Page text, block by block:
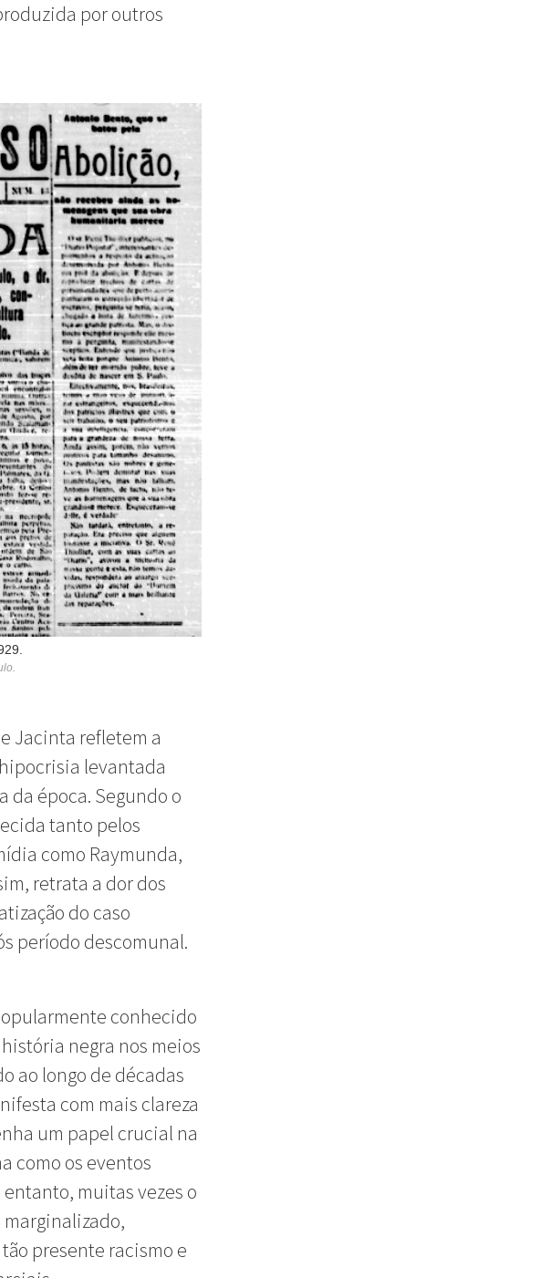
por outros
Jacinta refletem a
levantada
da época. Segundo o
tanto pelos
como Raymunda,
retrata a dor dos
do caso
período descomunal.
conhecido
negra nos meios
ao longo de décadas
com mais clareza
um papel crucial na
como os eventos
muitas vezes o
presente racismo e